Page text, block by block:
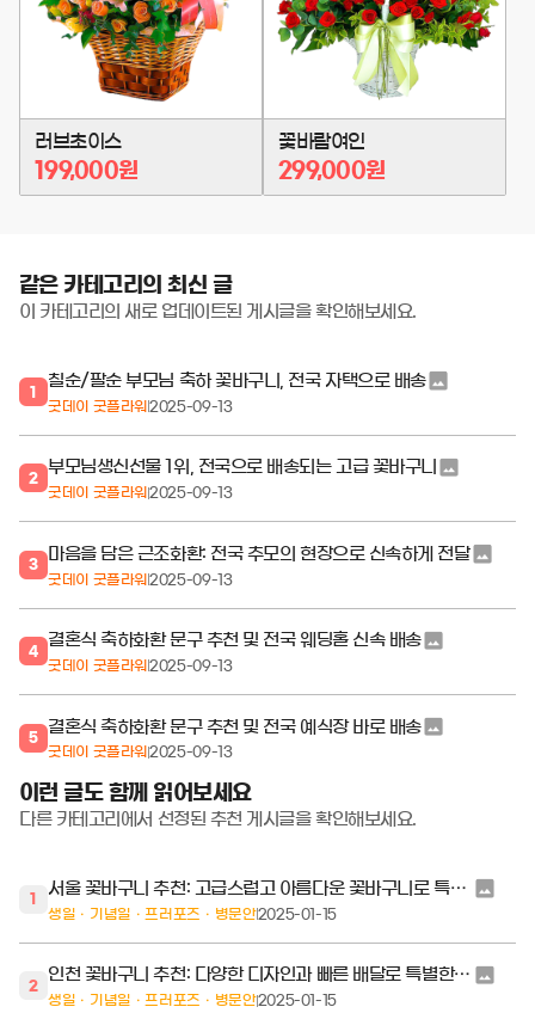
러브초이스
199,000원
기
꽃바람여인
299,000원
기
같은 카테고리의 최신 글
이 카테고리의 새로 업데이트된 게시글을 확인해보세요.
1
칠순/팔순 부모님 축하 꽃바구니, 전국 자택으로 배송
굿데이 굿플라워 2025-09-13
2
부모님생신선물 1위, 전국으로 배송되는 고급 꽃바구니
굿데이 굿플라워2025-09-13
3
마음을 담은 근조화환: 전국 추모의 현장으로 신속하게 전달
굿데이 굿플라워 2025-09-13
4
결혼식 축하화환 문구 추천 및 전국 웨딩홀 신속 배송
굿데이 굿플라워 2025-09-13
5
결혼식 축하화환 문구 추천 및 전국 예식장 바로 배송
굿데이 굿플라워 2025-09-13
이런 글도 함께 읽어보세요
다른 카테고리에서 선정된 추천 게시글을 확인해보세요.
1
서울 꽃바구니 추천: 고급스럽고 아름다운 꽃바구니로 특별한 순간을 장식하세요
생일ㆍ기념일ㆍ프러포즈ㆍ병문안2025-01-15
2
인천 꽃바구니 추천: 다양한 디자인과 빠른 배달로 특별한 순간을 선물하세요
생일ㆍ기념일ㆍ프러포즈ㆍ병문안2025-01-15